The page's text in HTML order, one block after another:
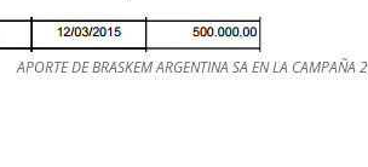
APORTE DE BRASKEM ARGENTINA SA EN LA CAMPAÑA